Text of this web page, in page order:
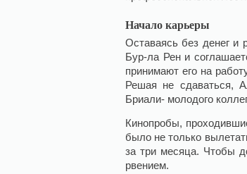
Начало карьеры
Оставаясь без денег и
Бур-ла Рен и
принимают его на
Решая не сдаваться,
Бриали- молодого
Кинопробы,
было не только
за три месяца. Чтобы
рвением.